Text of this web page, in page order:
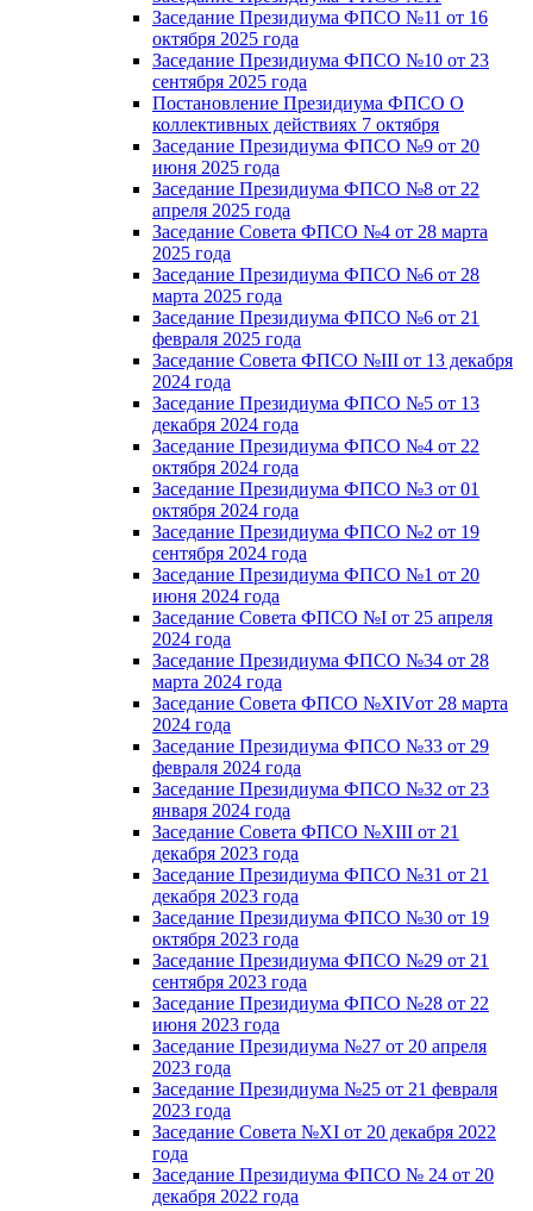
Заседание Президиума ФПСО №11 от 16
октября 2025 года
Заседание Президиума ФПСО №10 от 23
сентября 2025 года
Постановление Президиума ФПСО О
коллективных действиях 7 октября
Заседание Президиума ФПСО №9 от 20
июня 2025 года
Заседание Президиума ФПСО №8 от 22
апреля 2025 года
Заседание Совета ФПСО №4 от 28 марта
2025 года
Заседание Президиума ФПСО №6 от 28
марта 2025 года
Заседание Президиума ФПСО №6 от 21
февраля 2025 года
Заседание Совета ФПСО №III от 13 декабря
2024 года
Заседание Президиума ФПСО №5 от 13
декабря 2024 года
Заседание Президиума ФПСО №4 от 22
октября 2024 года
Заседание Президиума ФПСО №3 от 01
октября 2024 года
Заседание Президиума ФПСО №2 от 19
сентября 2024 года
Заседание Президиума ФПСО №1 от 20
июня 2024 года
Заседание Совета ФПСО №I от 25 апреля
2024 года
Заседание Президиума ФПСО №34 от 28
марта 2024 года
Заседание Совета ФПСО №XIVот 28 марта
2024 года
Заседание Президиума ФПСО №33 от 29
февраля 2024 года
Заседание Президиума ФПСО №32 от 23
января 2024 года
Заседание Совета ФПСО №XIII от 21
декабря 2023 года
Заседание Президиума ФПСО №31 от 21
декабря 2023 года
Заседание Президиума ФПСО №30 от 19
октября 2023 года
Заседание Президиума ФПСО №29 от 21
сентября 2023 года
Заседание Президиума ФПСО №28 от 22
июня 2023 года
Заседание Президиума №27 от 20 апреля
2023 года
Заседание Президиума №25 от 21 февраля
2023 года
Заседание Совета №XI от 20 декабря 2022
года
Заседание Президиума ФПСО № 24 от 20
декабря 2022 года